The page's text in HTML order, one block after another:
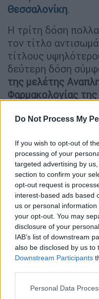
Do Not Process My
If you wish to opt-out of
processing of your
targeted advertising by
section to confirm your
opt-out request is
interest-based ads based
us or personal
your opt-out. You may
disclosure of your
IAB’s list of downstream
also be disclosed by us to
Downstream Participants
Please note that this
Personal Data
Θεσσαλονίκη.
Η τρίτη δόση
τον τίτλο
τίτλους
δεύτερη δόση
της μελέτης
Φαρμακολογίας
εύρημα ότι τα
διαφόρων
ετών). Αντίθετα,
τον ίδιο αριθμό
με τις διαφορές
τις προηγούμενες
μελέτη
εμβολιάστηκαν
ηδόση, 19 εξ
ΔΙΑΒΑΣΤΕ
Πολιτική|